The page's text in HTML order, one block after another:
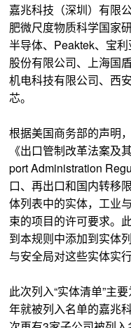
嘉兆科技（深圳）有限
肥微尺度物质科学国家
半导体、Peaktek、宝
股份有限公司、上海国
机电科技有限公司、西
芯。
根据美国商务部的声明
《出口管制改革法案及
port Administration
口、再出口和国内转移
体列表中的实体，工业
束的项目的许可要求。
到本规则中添加到实体
与安全局对这些实体实
此次列入“实体清单”主
年就被列入名单的嘉兆